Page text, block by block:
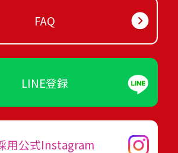
FAQ
LINE登録
用公式Instagram